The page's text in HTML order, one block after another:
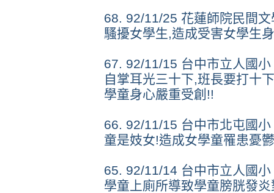
68. 92/11/25 花蓮師院民間
騷擾女學生,造成受害女學生
67. 92/11/15 台中市立人國
自掌耳光三十下,班長要打十
學童身心嚴重受創!!
66. 92/11/15 台中市北屯國
童是妓女!造成女學童罹患憂
65. 92/11/14 台中市立人國
學童上廁所導致學童膀胱發